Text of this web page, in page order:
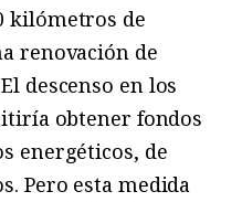
kilómetros de
renovación de
descenso en los
obtener fondos
energéticos, de
Pero esta medida